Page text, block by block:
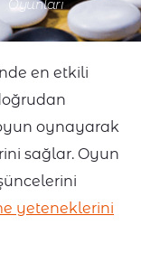
Oyunları
en etkili
oynayarak
sağlar. Oyun
yeteneklerini